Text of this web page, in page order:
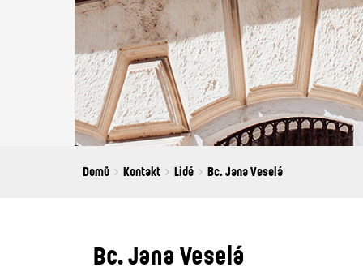
Breadcrumbs
You
Domů Kontakt Lidé Bc. Jana Veselá
Bc. Jana Veselá